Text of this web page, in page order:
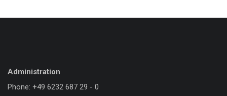
Administration
Phone: +49 6232 687 29 - 0